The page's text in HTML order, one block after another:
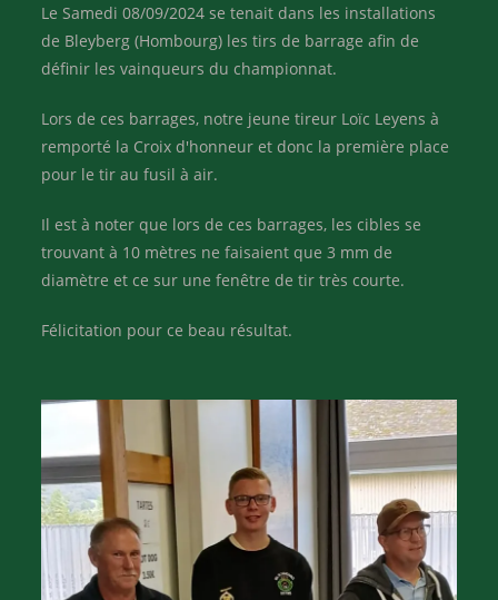
Le Samedi 08/09/2024 se tenait dans les installations
de Bleyberg (Hombourg) les tirs de barrage afin de
définir les vainqueurs du championnat.
Lors de ces barrages, notre jeune tireur Loïc Leyens à
remporté la Croix d'honneur et donc la première place
pour le tir au fusil à air.
Il est à noter que lors de ces barrages, les cibles se
trouvant à 10 mètres ne faisaient que 3 mm de
diamètre et ce sur une fenêtre de tir très courte.
Félicitation pour ce beau résultat.